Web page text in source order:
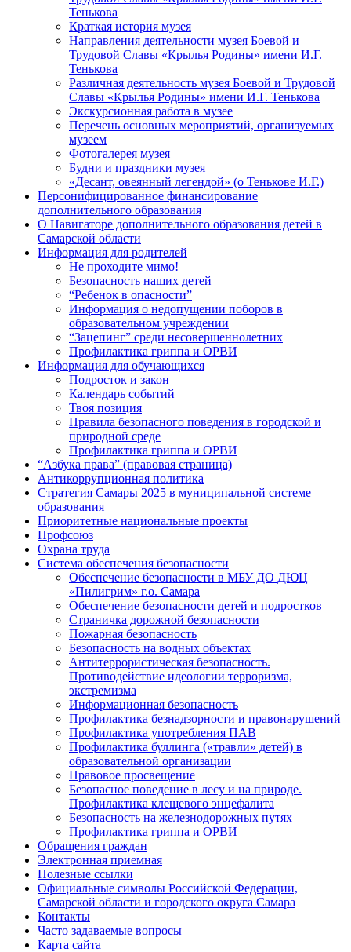
Тенькова
Краткая история музея
Направления деятельности музея Боевой и
Трудовой Славы «Крылья Родины» имени И.Г.
Тенькова
Различная деятельность музея Боевой и Трудовой
Славы «Крылья Родины» имени И.Г. Тенькова
Экскурсионная работа в музее
Перечень основных мероприятий, организуемых
музеем
Фотогалерея музея
Будни и праздники музея
«Десант, овеянный легендой» (о Тенькове И.Г.)
Персонифицированное финансирование
дополнительного образования
О Навигаторе дополнительного образования детей в
Самарской области
Информация для родителей
Не проходите мимо!
Безопасность наших детей
“Ребенок в опасности”
Информация о недопущении поборов в
образовательном учреждении
“Зацепинг” среди несовершеннолетних
Профилактика гриппа и ОРВИ
Информация для обучающихся
Подросток и закон
Календарь событий
Твоя позиция
Правила безопасного поведения в городской и
природной среде
Профилактика гриппа и ОРВИ
“Азбука права” (правовая страница)
Антикоррупционная политика
Стратегия Самары 2025 в муниципальной системе
образования
Приоритетные национальные проекты
Профсоюз
Охрана труда
Система обеспечения безопасности
Обеспечение безопасности в МБУ ДО ДЮЦ
«Пилигрим» г.о. Самара
Обеспечение безопасности детей и подростков
Страничка дорожной безопасности
Пожарная безопасность
Безопасность на водных объектах
Антитеррористическая безопасность.
Противодействие идеологии терроризма,
экстремизма
Информационная безопасность
Профилактика безнадзорности и правонарушений
Профилактика употребления ПАВ
Профилактика буллинга («травли» детей) в
образовательной организации
Правовое просвещение
Безопасное поведение в лесу и на природе.
Профилактика клещевого энцефалита
Безопасность на железнодорожных путях
Профилактика гриппа и ОРВИ
Обращения граждан
Электронная приемная
Полезные ссылки
Официальные символы Российской Федерации,
Самарской области и городского округа Самара
Контакты
Часто задаваемые вопросы
Карта сайта